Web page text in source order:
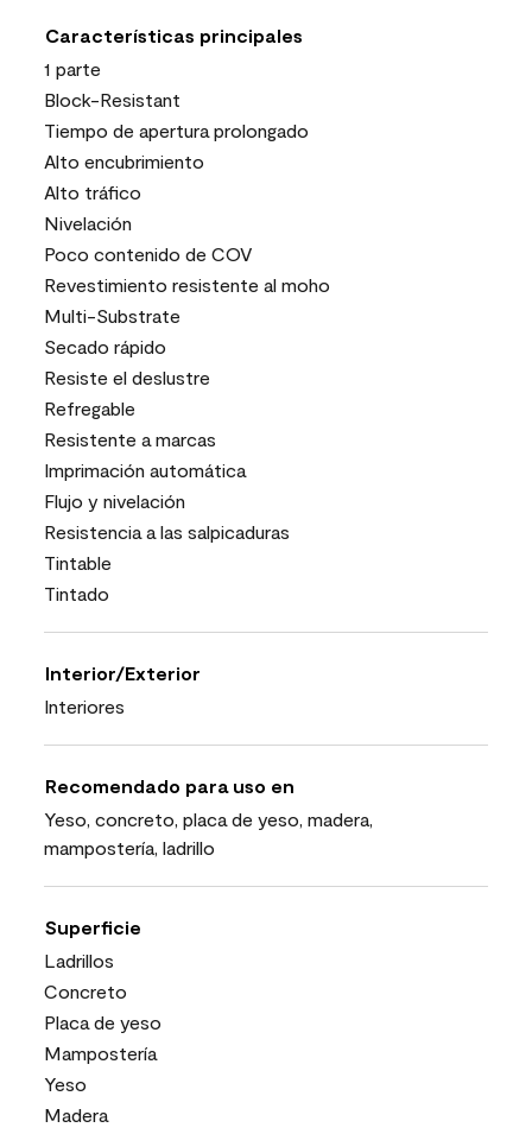
Características principales
1 parte
Block-Resistant
Tiempo de apertura prolongado
Alto encubrimiento
Alto tráfico
Nivelación
Poco contenido de COV
Revestimiento resistente al moho
Multi-Substrate
Secado rápido
Resiste el deslustre
Refregable
Resistente a marcas
Imprimación automática
Flujo y nivelación
Resistencia a las salpicaduras
Tintable
Tintado
Interior/Exterior
Interiores
Recomendado para uso en
Yeso, concreto, placa de yeso, madera,
mampostería, ladrillo
Superficie
Ladrillos
Concreto
Placa de yeso
Mampostería
Yeso
Madera